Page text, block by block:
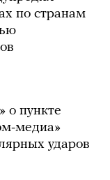
по странам
о пункте
медиа»
ударов